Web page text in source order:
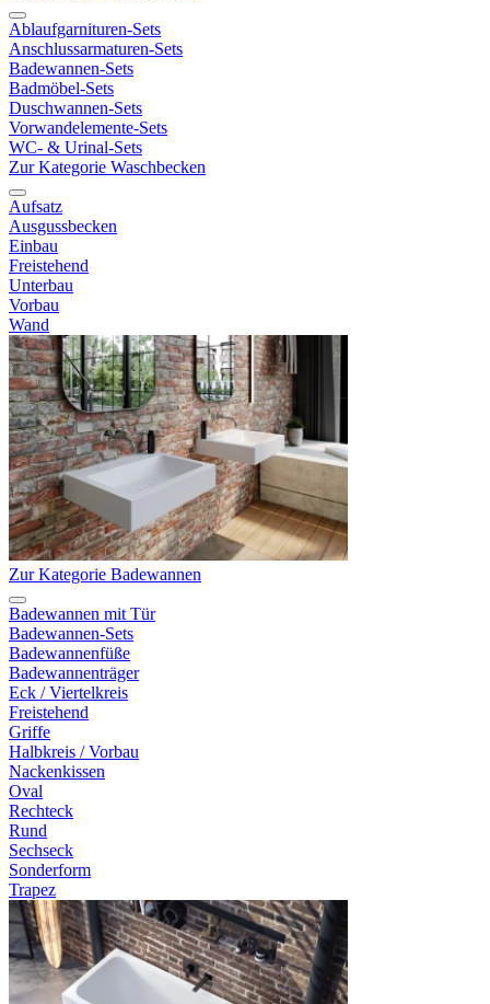
Ablaufgarnituren-Sets
Anschlussarmaturen-Sets
Badewannen-Sets
Badmöbel-Sets
Duschwannen-Sets
Vorwandelemente-Sets
WC- & Urinal-Sets
Zur Kategorie Waschbecken
Aufsatz
Ausgussbecken
Einbau
Freistehend
Unterbau
Vorbau
Wand
Zur Kategorie Badewannen
Badewannen mit Tür
Badewannen-Sets
Badewannenfüße
Badewannenträger
Eck / Viertelkreis
Freistehend
Griffe
Halbkreis / Vorbau
Nackenkissen
Oval
Rechteck
Rund
Sechseck
Sonderform
Trapez